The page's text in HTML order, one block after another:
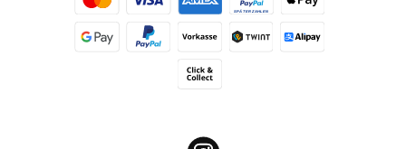
Kredit- oder Debitkarte Später BezahlenApple Pay
Vorkasse